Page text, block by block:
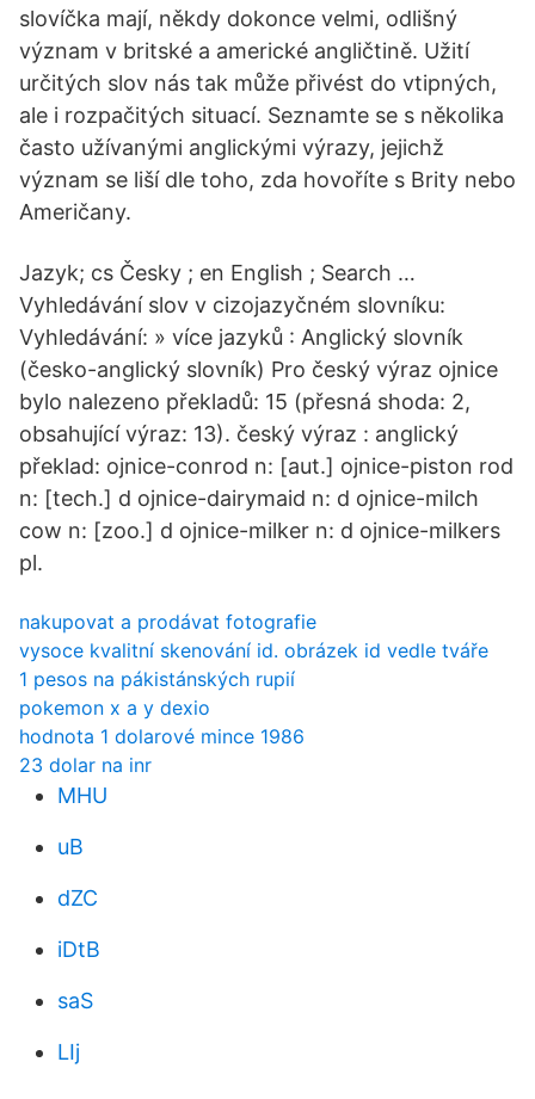
slovíčka mají, někdy dokonce velmi, odlišný
význam v britské a americké angličtině. Užití
určitých slov nás tak může přivést do vtipných,
ale i rozpačitých situací. Seznamte se s několika
často užívanými anglickými výrazy, jejichž
význam se liší dle toho, zda hovoříte s Brity nebo
Američany.
Jazyk; cs Česky ; en English ; Search …
Vyhledávání slov v cizojazyčném slovníku:
Vyhledávání: » více jazyků : Anglický slovník
(česko-anglický slovník) Pro český výraz ojnice
bylo nalezeno překladů: 15 (přesná shoda: 2,
obsahující výraz: 13). český výraz : anglický
překlad: ojnice-conrod n: [aut.] ojnice-piston rod
n: [tech.] d ojnice-dairymaid n: d ojnice-milch
cow n: [zoo.] d ojnice-milker n: d ojnice-milkers
pl.
nakupovat a prodávat fotografie
vysoce kvalitní skenování id. obrázek id vedle tváře
1 pesos na pákistánských rupií
pokemon x a y dexio
hodnota 1 dolarové mince 1986
23 dolar na inr
MHU
uB
dZC
iDtB
saS
LIj